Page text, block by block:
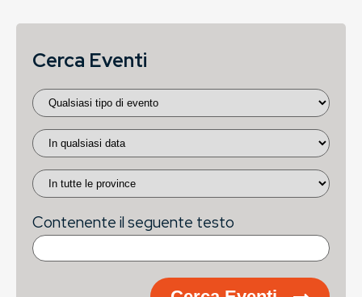
Cerca Eventi
Contenente il seguente testo